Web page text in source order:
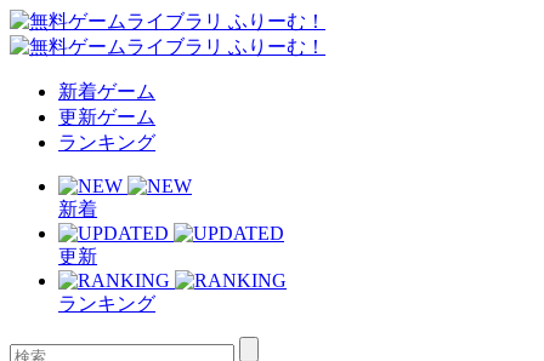
新着ゲーム
更新ゲーム
ランキング
新着
更新
ランキング